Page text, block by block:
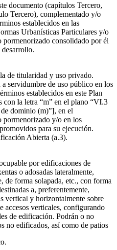
documento (capítulos Tercero,
Tercero), complementado y/o
establecidos en las
Urbanísticas Particulares y/o
pormenorizado consolidado por él
de titularidad y uso privado.
a servidumbre de uso público en los
establecidos en este Plan
con la letra “m” en el plano “VI.3
dominio (m)”], en el
pormenorizado y/o en los
para su ejecución.
Abierta (a.3).
por edificaciones de
o adosadas lateralmente,
de forma solapada, etc., con forma
a, preferentemente,
vertical y horizontalmente sobre
accesos verticales, configurando
de edificación. Podrán o no
no edificados, así como de patios